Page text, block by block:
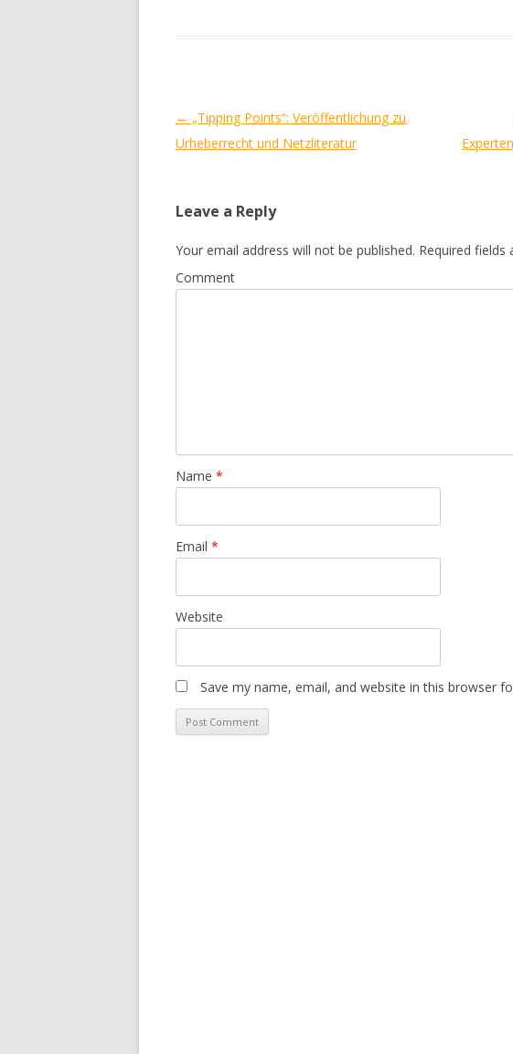
Post
navigation
← „Tipping Points“: Veröffentlichung zu
Urheberrecht und Netzliteratur
Leave a Reply
Your email address will not be published. Required fields
Comment
Name *
Email *
Website
Save my name, email, and website in this browser